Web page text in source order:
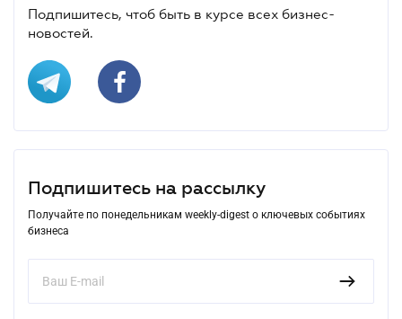
Подпишитесь, чтоб быть в курсе всех бизнес-
новостей.
Подпишитесь на рассылку
Получайте по понедельникам weekly-digest о ключевых событиях
бизнеса